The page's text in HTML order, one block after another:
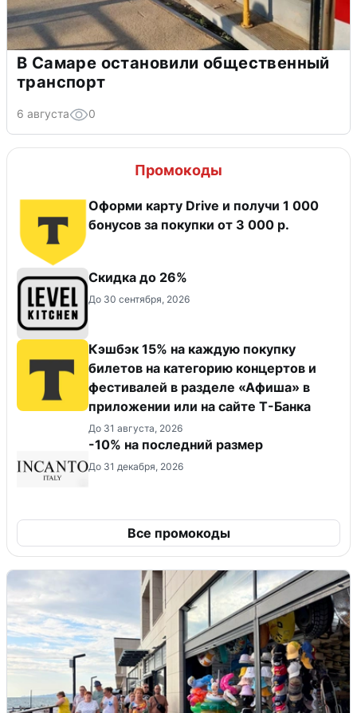
В Самаре остановили общественный
транспорт
6 августа 0
Промокоды
Оформи карту Drive и получи 1 000
бонусов за покупки от 3 000 р.
Скидка до 26%
До 30 сентября, 2026
Кэшбэк 15% на каждую покупку
билетов на категорию концертов и
фестивалей в разделе «Афиша» в
приложении или на сайте Т-Банка
До 31 августа, 2026
-10% на последний размер
До 31 декабря, 2026
Все промокоды